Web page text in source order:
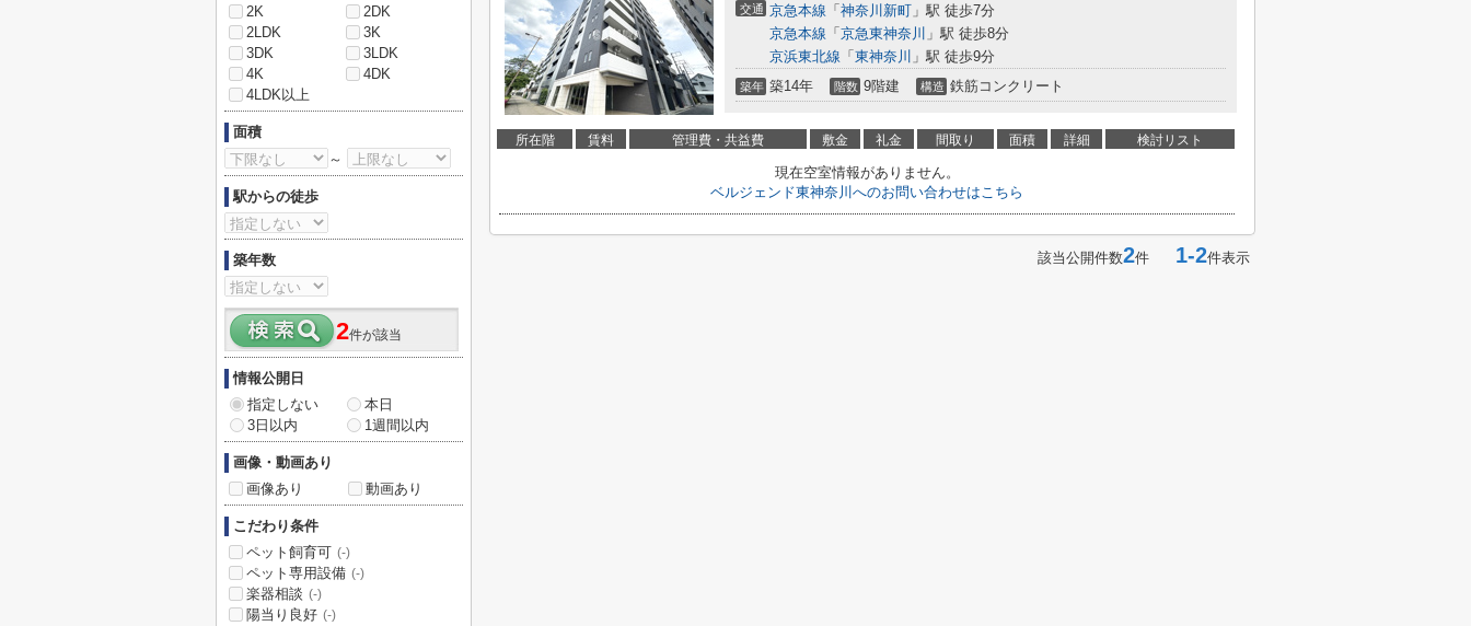
交通 京急本線 「 神奈川新町 」駅 徒歩7分
京急本線 「 京急東神奈川 」駅 徒歩8分
京浜東北線 「 東神奈川 」駅 徒歩9分
築年 築14年 階数 9階建 構造 鉄筋コンクリート
所在階 賃料 管理費・共益費 敷金 礼金 間取り 面積 詳細 検討リスト
現在空室情報がありません。
ベルジェンド東神奈川へのお問い合わせはこちら
該当公開件数2件 1-2件表示
2K
2DK
2LDK
3K
3DK
3LDK
4K
4DK
4LDK以上
面積
～
駅からの徒歩
築年数
2件が該当
情報公開日
指定しない
本日
3日以内
1週間以内
画像・動画あり
画像あり
動画あり
こだわり条件
ペット飼育可 (-)
ペット専用設備 (-)
楽器相談 (-)
陽当り良好 (-)